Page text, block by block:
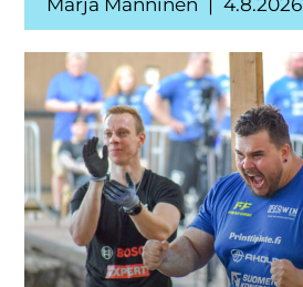
Marja Manninen 4.8.2026